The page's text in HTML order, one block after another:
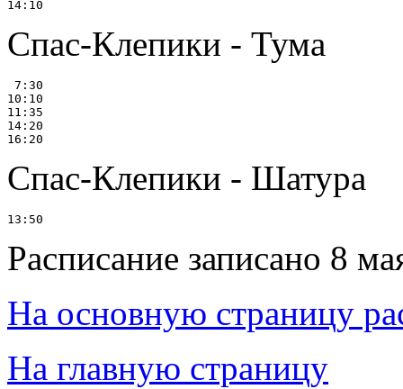
Спас-Клепики - Тума
7:30
10:10
11:35
14:20
Спас-Клепики - Шатура
Расписание записано 8
На основную страницу
На главную страницу